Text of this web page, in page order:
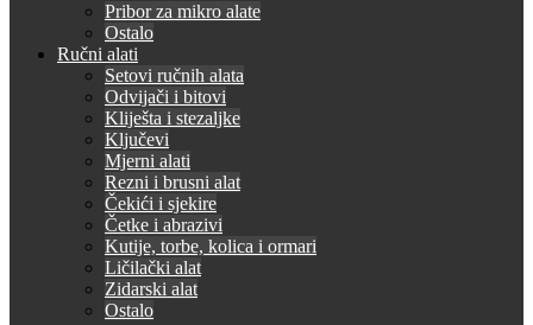
Pribor za mikro alate
Ostalo
Ručni alati
Setovi ručnih alata
Odvijači i bitovi
Kliješta i stezaljke
Ključevi
Mjerni alati
Rezni i brusni alat
Čekići i sjekire
Četke i abrazivi
Kutije, torbe, kolica i ormari
Ličilački alat
Zidarski alat
Ostalo